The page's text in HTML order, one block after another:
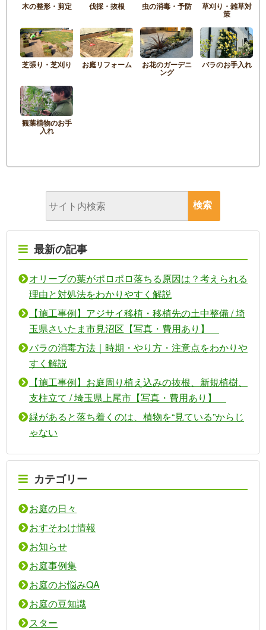
木の整形・剪定 伐採・抜根 虫の消毒・予防 草刈り・雑草対
策
芝張り・芝刈り お庭リフォーム お花のガーデニ
ング
バラのお手入れ
観葉植物のお手
入れ
最新の記事
オリーブの葉がポロポロ落ちる原因は？考えられる
理由と対処法をわかりやすく解説
【施工事例】アジサイ移植・移植先の土中整備 / 埼
玉県さいたま市見沼区【写真・費用あり】
バラの消毒方法｜時期・やり方・注意点をわかりや
すく解説
【施工事例】お庭周り植え込みの抜根、新規植樹、
支柱立て / 埼玉県上尾市【写真・費用あり】
緑があると落ち着くのは、植物を“見ている”からじ
ゃない
カテゴリー
お庭の日々
おすそわけ情報
お知らせ
お庭事例集
お庭のお悩みQA
お庭の豆知識
スター